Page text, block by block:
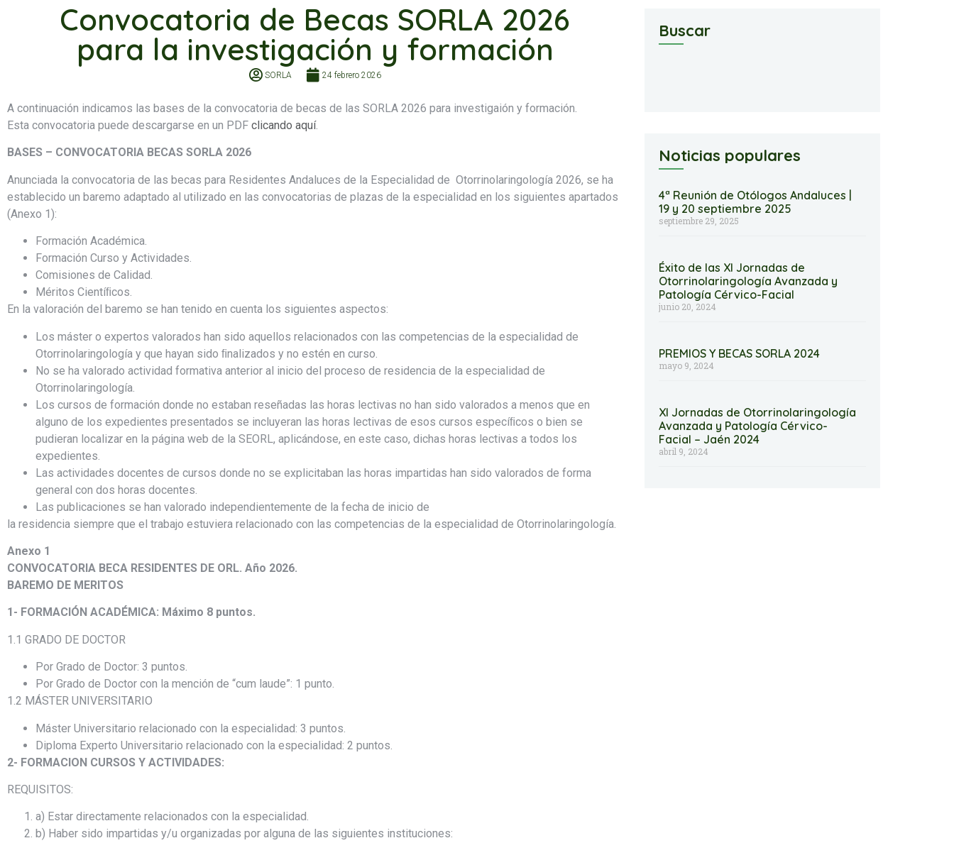
Convocatoria de Becas SORLA 2026
para la investigación y formación
SORLA 24 febrero 2026
A continuación indicamos las bases de la convocatoria de becas de las SORLA 2026 para investigaión y formación.
Esta convocatoria puede descargarse en un PDF clicando aquí.
BASES – CONVOCATORIA BECAS SORLA 2026
Anunciada la convocatoria de las becas para Residentes Andaluces de la Especialidad de Otorrinolaringología 2026, se ha
establecido un baremo adaptado al utilizado en las convocatorias de plazas de la especialidad en los siguientes apartados
(Anexo 1):
Formación Académica.
Formación Curso y Actividades.
Comisiones de Calidad.
Méritos Cientíﬁcos.
En la valoración del baremo se han tenido en cuenta los siguientes aspectos:
Los máster o expertos valorados han sido aquellos relacionados con las competencias de la especialidad de
Otorrinolaringología y que hayan sido ﬁnalizados y no estén en curso.
No se ha valorado actividad formativa anterior al inicio del proceso de residencia de la especialidad de
Otorrinolaringología.
Los cursos de formación donde no estaban reseñadas las horas lectivas no han sido valorados a menos que en
alguno de los expedientes presentados se incluyeran las horas lectivas de esos cursos especíﬁcos o bien se
pudieran localizar en la página web de la SEORL, aplicándose, en este caso, dichas horas lectivas a todos los
expedientes.
Las actividades docentes de cursos donde no se explicitaban las horas impartidas han sido valorados de forma
general con dos horas docentes.
Las publicaciones se han valorado independientemente de la fecha de inicio de
la residencia siempre que el trabajo estuviera relacionado con las competencias de la especialidad de Otorrinolaringología.
Anexo 1
CONVOCATORIA BECA RESIDENTES DE ORL. Año 2026.
BAREMO DE MERITOS
1- FORMACIÓN ACADÉMICA: Máximo 8 puntos.
1.1 GRADO DE DOCTOR
Por Grado de Doctor: 3 puntos.
Por Grado de Doctor con la mención de “cum laude”: 1 punto.
1.2 MÁSTER UNIVERSITARIO
Máster Universitario relacionado con la especialidad: 3 puntos.
Diploma Experto Universitario relacionado con la especialidad: 2 puntos.
2- FORMACION CURSOS Y ACTIVIDADES:
REQUISITOS:
a) Estar directamente relacionados con la especialidad.
b) Haber sido impartidas y/u organizadas por alguna de las siguientes instituciones:
Buscar
Noticias populares
4ª Reunión de Otólogos Andaluces |
19 y 20 septiembre 2025
septiembre 29, 2025
Éxito de las XI Jornadas de
Otorrinolaringología Avanzada y
Patología Cérvico-Facial
junio 20, 2024
PREMIOS Y BECAS SORLA 2024
mayo 9, 2024
XI Jornadas de Otorrinolaringología
Avanzada y Patología Cérvico-
Facial – Jaén 2024
abril 9, 2024